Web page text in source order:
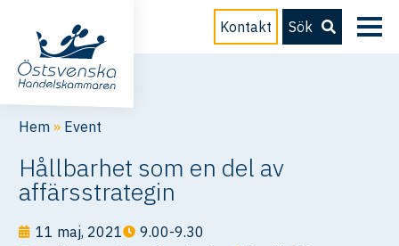
Kontakt Sök
Hem » Event
Hållbarhet som en del av
affärsstrategin
11 maj, 2021
9.00-9.30